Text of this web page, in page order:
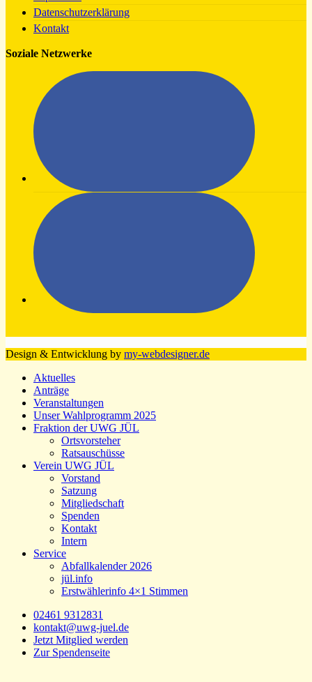
Datenschutzerklärung
Kontakt
Soziale Netzwerke
Design & Entwicklung by my-webdesigner.de
Aktuelles
Anträge
Veranstaltungen
Unser Wahlprogramm 2025
Fraktion der UWG JÜL
Ortsvorsteher
Ratsauschüsse
Verein UWG JÜL
Vorstand
Satzung
Mitgliedschaft
Spenden
Kontakt
Intern
Service
Abfallkalender 2026
jül.info
Erstwählerinfo 4×1 Stimmen
02461 9312831
kontakt@uwg-juel.de
Jetzt Mitglied werden
Zur Spendenseite